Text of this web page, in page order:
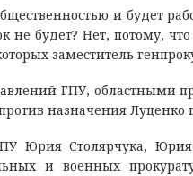
и будет
не будет? Нет, потому,
заместитель
ГПУ, областными
назначения
Юрия Столярчука,
и военных